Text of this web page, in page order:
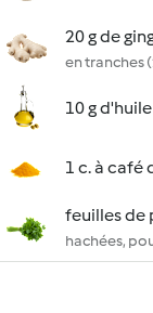
20 g de
en tranches
10 g
1 c. à café
feuilles de
hachées,